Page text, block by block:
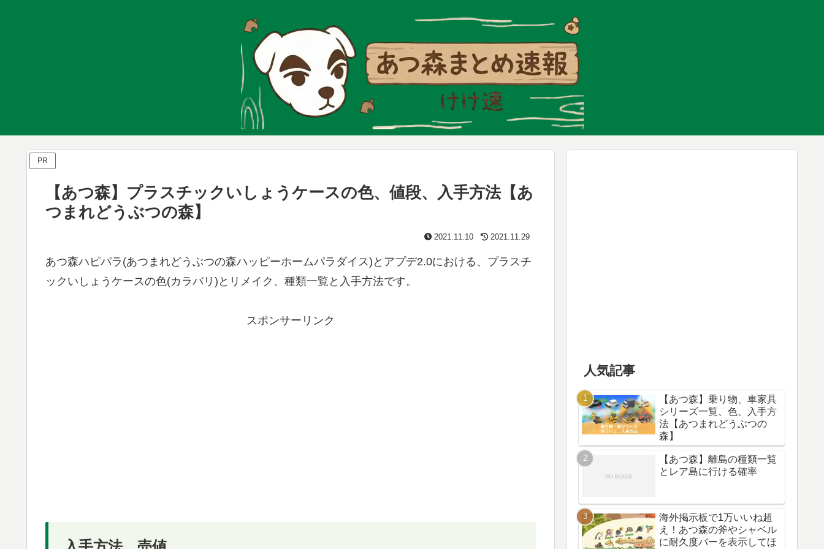
PR
【あつ森】プラスチックいしょうケースの色、値段、入手方法【あ
つまれどうぶつの森】
2021.11.10 2021.11.29
あつ森ハピパラ(あつまれどうぶつの森ハッピーホームパラダイス)とアプデ2.0における、プラスチ
ックいしょうケースの色(カラバリ)とリメイク、種類一覧と入手方法です。
スポンサーリンク
人気記事
【あつ森】乗り物、車家具
シリーズ一覧、色、入手方
法【あつまれどうぶつの
森】
【あつ森】離島の種類一覧
とレア島に行ける確率
海外掲示板で1万いいね超
え！あつ森の斧やシャベル
に耐久度バーを表示してほ